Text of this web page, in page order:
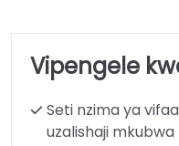
Vipengele
Seti nzima ya
uzalishaji mkubwa